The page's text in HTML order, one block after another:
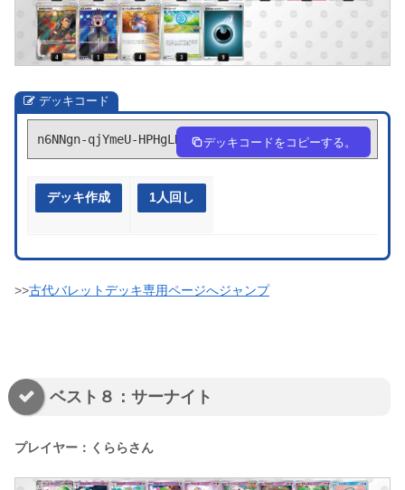
デッキコード
n6NNgn-qjYmeU-HPHgLN デッキコードをコピーする。
デッキ作成 1人回し
>>古代バレットデッキ専用ページへジャンプ
ベスト８：サーナイト
プレイヤー：くららさん